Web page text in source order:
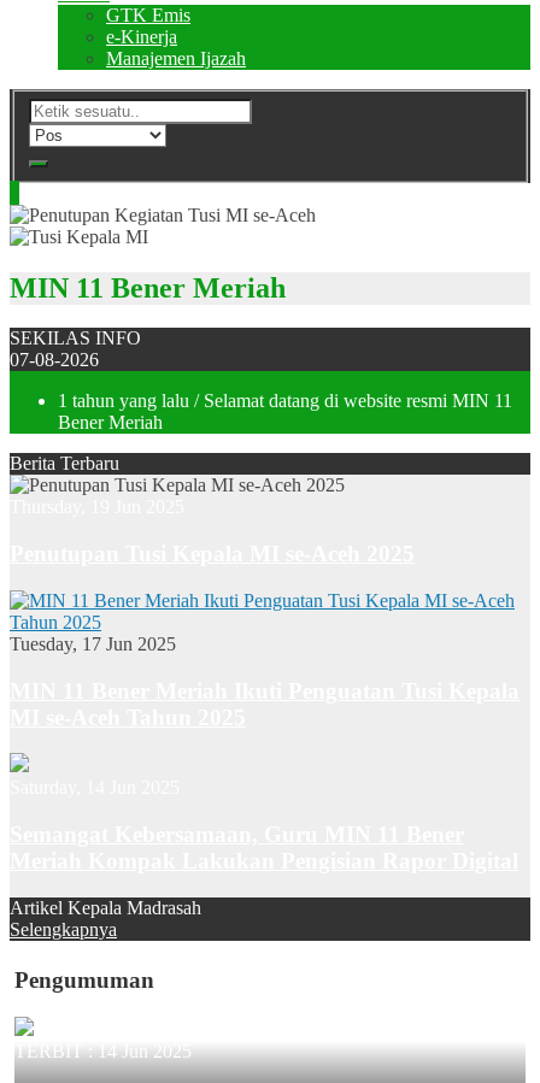
GTK Emis
e-Kinerja
Manajemen Ijazah
MIN 11 Bener Meriah
SEKILAS INFO
07-08-2026
1 tahun yang lalu / Selamat datang di website resmi MIN 11
Bener Meriah
Berita Terbaru
Tuesday, 17 Jun 2025
Artikel Kepala Madrasah
Selengkapnya
Pengumuman
TERBIT :14 Jun 2025